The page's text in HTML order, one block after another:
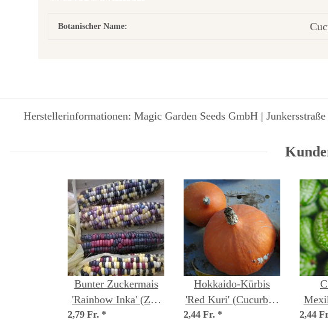
Botanischer Name:
Herstellerinformationen: Magic Garden Seeds GmbH |
Bunter Zuckermais
'Rainbow Inka' (Zea
mays) Bio Saatgut
2,79 Fr. *
Hokkaido-Kürbis
'Red Kuri' (Cucurbita
maxima) Bio Saatgut
2,44 Fr. * 2,44